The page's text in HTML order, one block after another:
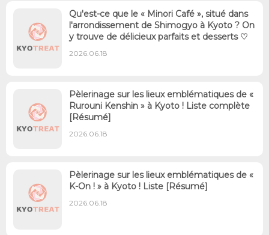
Qu'est-ce que le « Minori Café », situé dans
l'arrondissement de Shimogyo à Kyoto ? On
y trouve de délicieux parfaits et desserts ♡
2026.06.18
Pèlerinage sur les lieux emblématiques de «
Rurouni Kenshin » à Kyoto ! Liste complète
[Résumé]
2026.06.18
Pèlerinage sur les lieux emblématiques de «
K-On ! » à Kyoto ! Liste [Résumé]
2026.06.18